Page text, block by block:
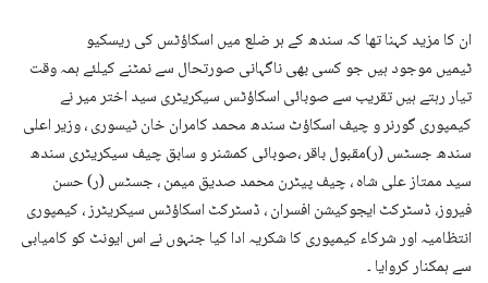
ان کا مزید کہنا تھا کہ سندھ کے ہر ضلع میں اسکاؤٹس کی ریسکیو
ٹیمیں موجود ہیں جو کسی بھی ناگہانی صورتحال سے نمٹنے کیلئے ہمہ وقت
تیار رہتے ہیں تقریب سے صوبائی اسکاؤٹس سیکریٹری سید اختر میر نے
کیمپوری گورنر و چیف اسکاؤٹ سندھ محمد کامران خان ٹیسوری ، وزیر اعلی
سندھ جسٹس (ر)مقبول باقر ،صوبائی کمشنر و سابق چیف سیکریٹری سندھ
سید ممتاز علی شاہ ، چیف پیٹرن محمد صدیق میمن ، جسٹس (ر) حسن
فیروز، ڈسٹرکٹ ایجوکیشن افسران ، ڈسٹرکٹ اسکاؤٹس سیکریٹرز ، کیمپوری
انتظامیہ اور شرکاء کیمپوری کا شکریہ ادا کیا جنہوں نے اس ایونٹ کو کامیابی
سے ہمکنار کروایا ۔